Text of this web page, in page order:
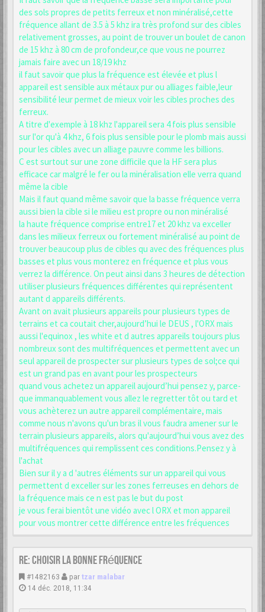
des sols propres de petits ferreux et non minéralisé,cette
fréquence allant de 3.5 à 5 khz ira très profond sur des cibles
relativement grosses, au point de trouver un boulet de canon
de 15 khz à 80 cm de profondeur,ce que vous ne pourrez
jamais faire avec un 18/19 khz
il faut savoir que plus la fréquence est élevée et plus l
appareil est sensible aux métaux pur ou alliages faible,leur
sensibilité leur permet de mieux voir les cibles proches des
ferreux.
A titre d'exemple à 18 khz l'appareil sera 4 fois plus sensible
sur l'or qu'à 4 khz, 6 fois plus sensible pour le plomb mais aussi
pour les cibles avec un alliage pauvre comme les billions.
C est surtout sur une zone difficile que la HF sera plus
efficace car malgré le fer ou la minéralisation elle verra quand
même la cible
Mais il faut quand même savoir que la basse fréquence verra
aussi bien la cible si le milieu est propre ou non minéralisé
la haute fréquence comprise entre17 et 20 khz va exceller
dans les milieux ferreux ou fortement minéralisé au point de
trouver beaucoup plus de cibles qu avec des fréquences plus
basses et plus vous monterez en fréquence et plus vous
verrez la différence. On peut ainsi dans 3 heures de détection
utiliser plusieurs fréquences différentes qui représentent
autant d appareils différents.
Avant on avait plusieurs appareils pour plusieurs types de
terrains et ca coutait cher,aujourd’hui le DEUS , l'ORX mais
aussi l'equinox , les white et d autres appareils toujours plus
nombreux sont des multifréquences et permettent avec un
seul appareil de prospecter sur plusieurs types de sol;ce qui
est un grand pas en avant pour les prospecteurs
quand vous achetez un appareil aujourd’hui pensez y, parce-
que immanquablement vous allez le regretter tôt ou tard et
vous achèterez un autre appareil complémentaire, mais
comme nous n'avons qu'un bras il vous faudra amener sur le
terrain plusieurs appareils, alors qu'aujourd’hui vous avez des
multifréquences qui remplissent ces conditions.Pensez y à
l'achat
Bien sur il y a d 'autres éléments sur un appareil qui vous
permettent d exceller sur les zones ferreuses en dehors de
la fréquence mais ce n est pas le but du post
je vous ferai bientôt une vidéo avec l ORX et mon appareil
pour vous montrer cette différence entre les fréquences
Re: choisir la bonne fréquence
#1482163 partzar malabar
14 déc. 2018, 11:34